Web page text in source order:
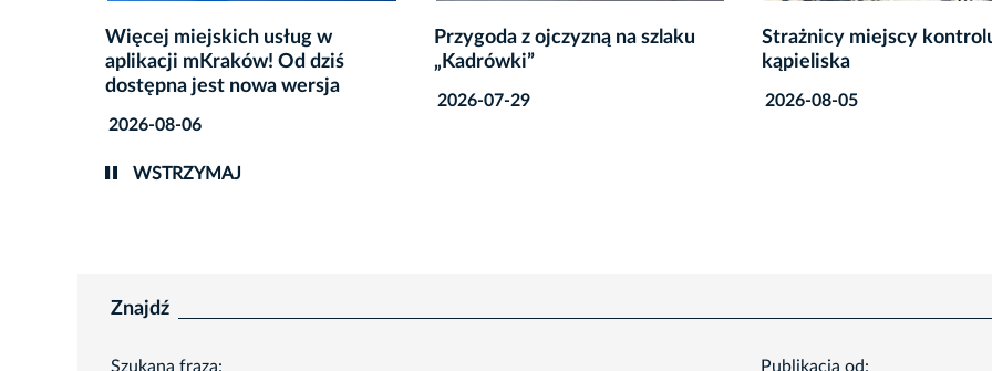
Przygoda z ojczyzną na szlaku
„Kadrówki”
2026-07-29
Strażnicy miejscy kontrolują
kąpieliska
2026-08-05
Szkolny Budżet
oczach uczestników
2026-08-05
WSTRZYMAJ
Znajdź
Szukana fraza: Publikacja od: